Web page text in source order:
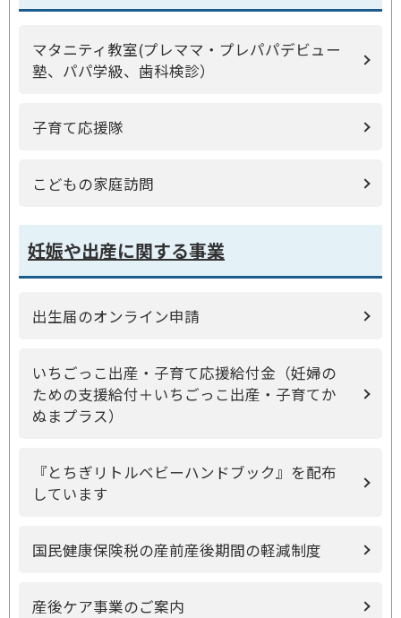
マタニティ教室(プレママ・プレパパデビュー
塾、パパ学級、歯科検診）
子育て応援隊
こどもの家庭訪問
妊娠や出産に関する事業
出生届のオンライン申請
いちごっこ出産・子育て応援給付金（妊婦の
ための支援給付＋いちごっこ出産・子育てか
ぬまプラス）
『とちぎリトルベビーハンドブック』を配布
しています
国民健康保険税の産前産後期間の軽減制度
産後ケア事業のご案内